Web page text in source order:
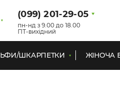
(099) 201-29-05
пн-нд з 9.00 до 18.00
ПТ-вихідний
ШКАРПЕТКИ ЖІНОЧА